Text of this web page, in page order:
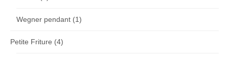
Wegner pendant (1)
Petite Friture (4)